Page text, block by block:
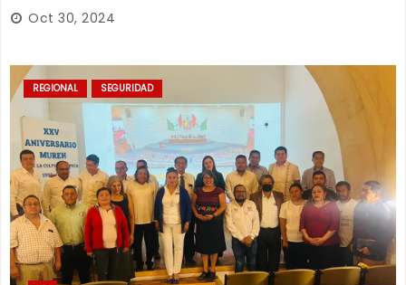
Oct 30, 2024
REGIONAL SEGURIDAD